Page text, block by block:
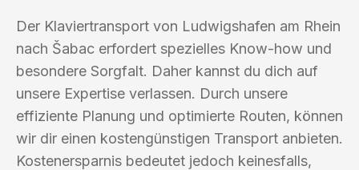
Der Klaviertransport von Ludwigshafen am Rhein
nach Šabac erfordert spezielles Know-how und
besondere Sorgfalt. Daher kannst du dich auf
unsere Expertise verlassen. Durch unsere
effiziente Planung und optimierte Routen, können
wir dir einen kostengünstigen Transport anbieten.
Kostenersparnis bedeutet jedoch keinesfalls,